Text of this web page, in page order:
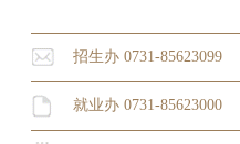
招生办 0731-85623099
就业办 0731-85623000